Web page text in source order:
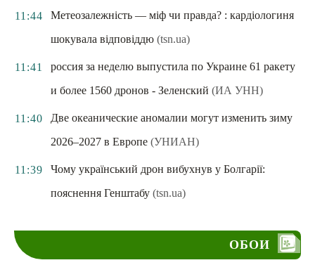
11:44
Метеозалежність — міф чи правда? : кардіологиня
шокувала відповіддю (tsn.ua)
11:41
россия за неделю выпустила по Украине 61 ракету
и более 1560 дронов - Зеленский (ИА УНН)
11:40
Две океанические аномалии могут изменить зиму
2026–2027 в Европе (УНИАН)
11:39
Чому український дрон вибухнув у Болгарії:
пояснення Генштабу (tsn.ua)
ОБОИ